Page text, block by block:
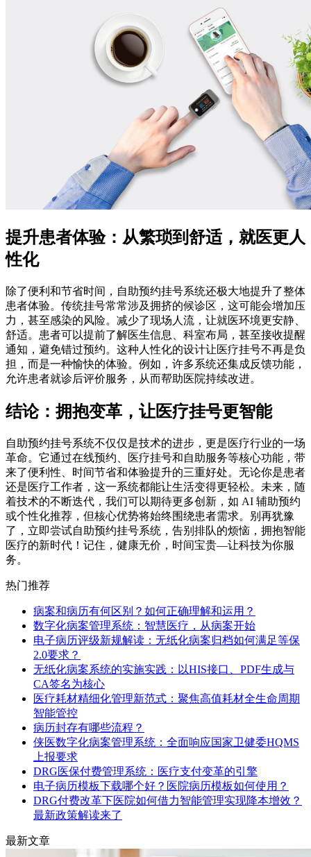
提升患者体验：从繁琐到舒适，就医更人
性化
除了便利和节省时间，自助预约挂号系统还极大地提升了整体
患者体验。 传统挂号常常涉及拥挤的候诊区，这可能会增加压
力，甚至感染的风险。 减少了现场人流，让就医环境更安静、
舒适。患者可以提前了解医生信息、科室布局，甚至接收提醒
通知，避免错过预约。这种人性化的设计让医疗挂号不再是负
担，而是一种愉快的体验。例如，许多系统还集成反馈功能，
允许患者就诊后评价服务，从而帮助医院持续改进。
结论：拥抱变革，让医疗挂号更智能
自助预约挂号系统不仅仅是技术的进步，更是医疗行业的一场
革命。它通过在线预约、医疗挂号和自助服务等核心功能，带
来了便利性、时间节省和体验提升的三重好处。无论你是患者
还是医疗工作者，这一系统都能让生活变得更轻松。未来，随
着技术的不断迭代，我们可以期待更多创新，如 AI 辅助预约
或个性化推荐，但核心优势将始终围绕患者需求。别再犹豫
了，立即尝试自助预约挂号系统，告别排队的烦恼，拥抱智能
医疗的新时代！记住，健康无价，时间宝贵—让科技为你服
务。
热门推荐
病案和病历有何区别？如何正确理解和运用？
数字化病案管理系统：智慧医疗，从病案开始
电子病历评级新规解读：无纸化病案归档如何满足等保
2.0要求？
无纸化病案系统的实施实践：以HIS接口、PDF生成与
CA签名为核心
医疗耗材精细化管理新范式：聚焦高值耗材全生命周期
智能管控
病历封存有哪些流程？
侠医数字化病案管理系统：全面响应国家卫健委HQMS
上报要求
DRG医保付费管理系统：医疗支付变革的引擎
电子病历模板下载哪个好？医院病历模板如何使用？
DRG付费改革下医院如何借力智能管理实现降本增效？
最新政策解读来了
最新文章